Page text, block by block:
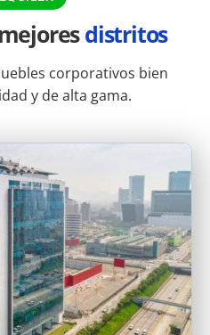
distritos
corporativos bien
y de alta gama.